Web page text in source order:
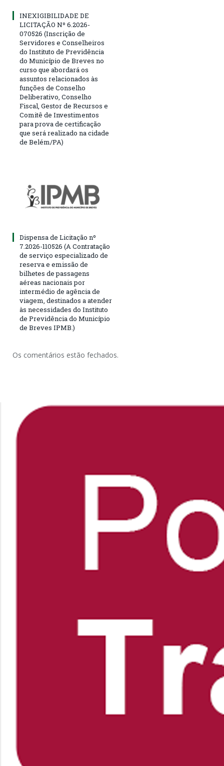
INEXIGIBILIDADE DE
LICITAÇÃO Nº 6.2026-
070526 (Inscrição de
Servidores e Conselheiros
do Instituto de Previdência
do Município de Breves no
curso que abordará os
assuntos relacionados às
funções de Conselho
Deliberativo, Conselho
Fiscal, Gestor de Recursos e
Comitê de Investimentos
para prova de certificação
que será realizado na cidade
de Belém/PA)
Dispensa de Licitação nº
7.2026-110526 (A Contratação
de serviço especializado de
reserva e emissão de
bilhetes de passagens
aéreas nacionais por
intermédio de agência de
viagem, destinados a atender
às necessidades do Instituto
de Previdência do Município
de Breves IPMB.)
Os comentários estão fechados.